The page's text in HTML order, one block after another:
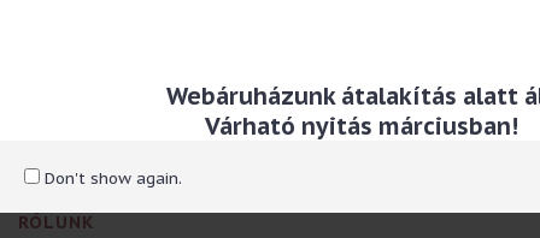
Webáruházunk átalakítás alatt
Várható nyitás márciusban!
Don't show again.
RÓLUNK